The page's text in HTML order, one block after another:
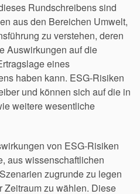
Rundschreibens sind
aus den Bereichen Umwelt,
zu verstehen, deren
Auswirkungen auf die
eines
haben kann. ESG-Risiken
und können sich auf die in
weitere wesentliche
von ESG-Risiken
aus wissenschaftlichen
zugrunde zu legen
Zeitraum zu wählen. Diese